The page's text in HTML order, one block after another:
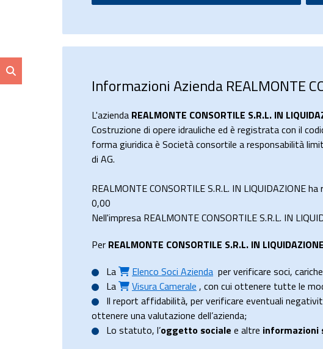
Informazioni Azienda REALMONTE
L'azienda REALMONTE CONSORTILE S.R.L. IN
Costruzione di opere idrauliche ed è registrata con il
forma giuridica è Società consortile a responsabilità
di AG.
REALMONTE CONSORTILE S.R.L. IN LIQUIDAZIONE
0,00
Nell'impresa REALMONTE CONSORTILE S.R.L. IN
Per REALMONTE CONSORTILE S.R.L. IN LIQUIDAZIONE
La
Elenco Soci Azienda per verificare soci,
La
Visura Camerale , con cui ottenere tutte le
Il report affidabilità, per verificare eventuali
ottenere una valutazione dell’azienda;
Lo statuto, l’oggetto sociale e altre informazioni